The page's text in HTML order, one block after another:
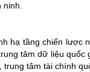
ninh.
hạ tầng chiến lược
tâm dữ liệu
tâm tài chính